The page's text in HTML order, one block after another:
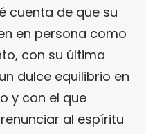
cuenta de que su
en persona como
con su última
dulce equilibrio en
y con el que
al espíritu